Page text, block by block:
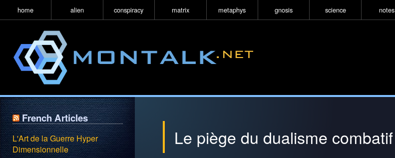
home alien conspiracy matrix metaphys gnosis science notes
Le piège du dualisme combatif
French Articles
L'Art de la Guerre Hyper
Dimensionnelle